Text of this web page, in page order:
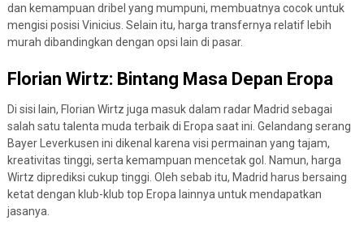
dan kemampuan dribel yang mumpuni, membuatnya cocok untuk
mengisi posisi Vinicius. Selain itu, harga transfernya relatif lebih
murah dibandingkan dengan opsi lain di pasar.
Florian Wirtz: Bintang Masa Depan Eropa
Di sisi lain, Florian Wirtz juga masuk dalam radar Madrid sebagai
salah satu talenta muda terbaik di Eropa saat ini. Gelandang serang
Bayer Leverkusen ini dikenal karena visi permainan yang tajam,
kreativitas tinggi, serta kemampuan mencetak gol. Namun, harga
Wirtz diprediksi cukup tinggi. Oleh sebab itu, Madrid harus bersaing
ketat dengan klub-klub top Eropa lainnya untuk mendapatkan
jasanya.